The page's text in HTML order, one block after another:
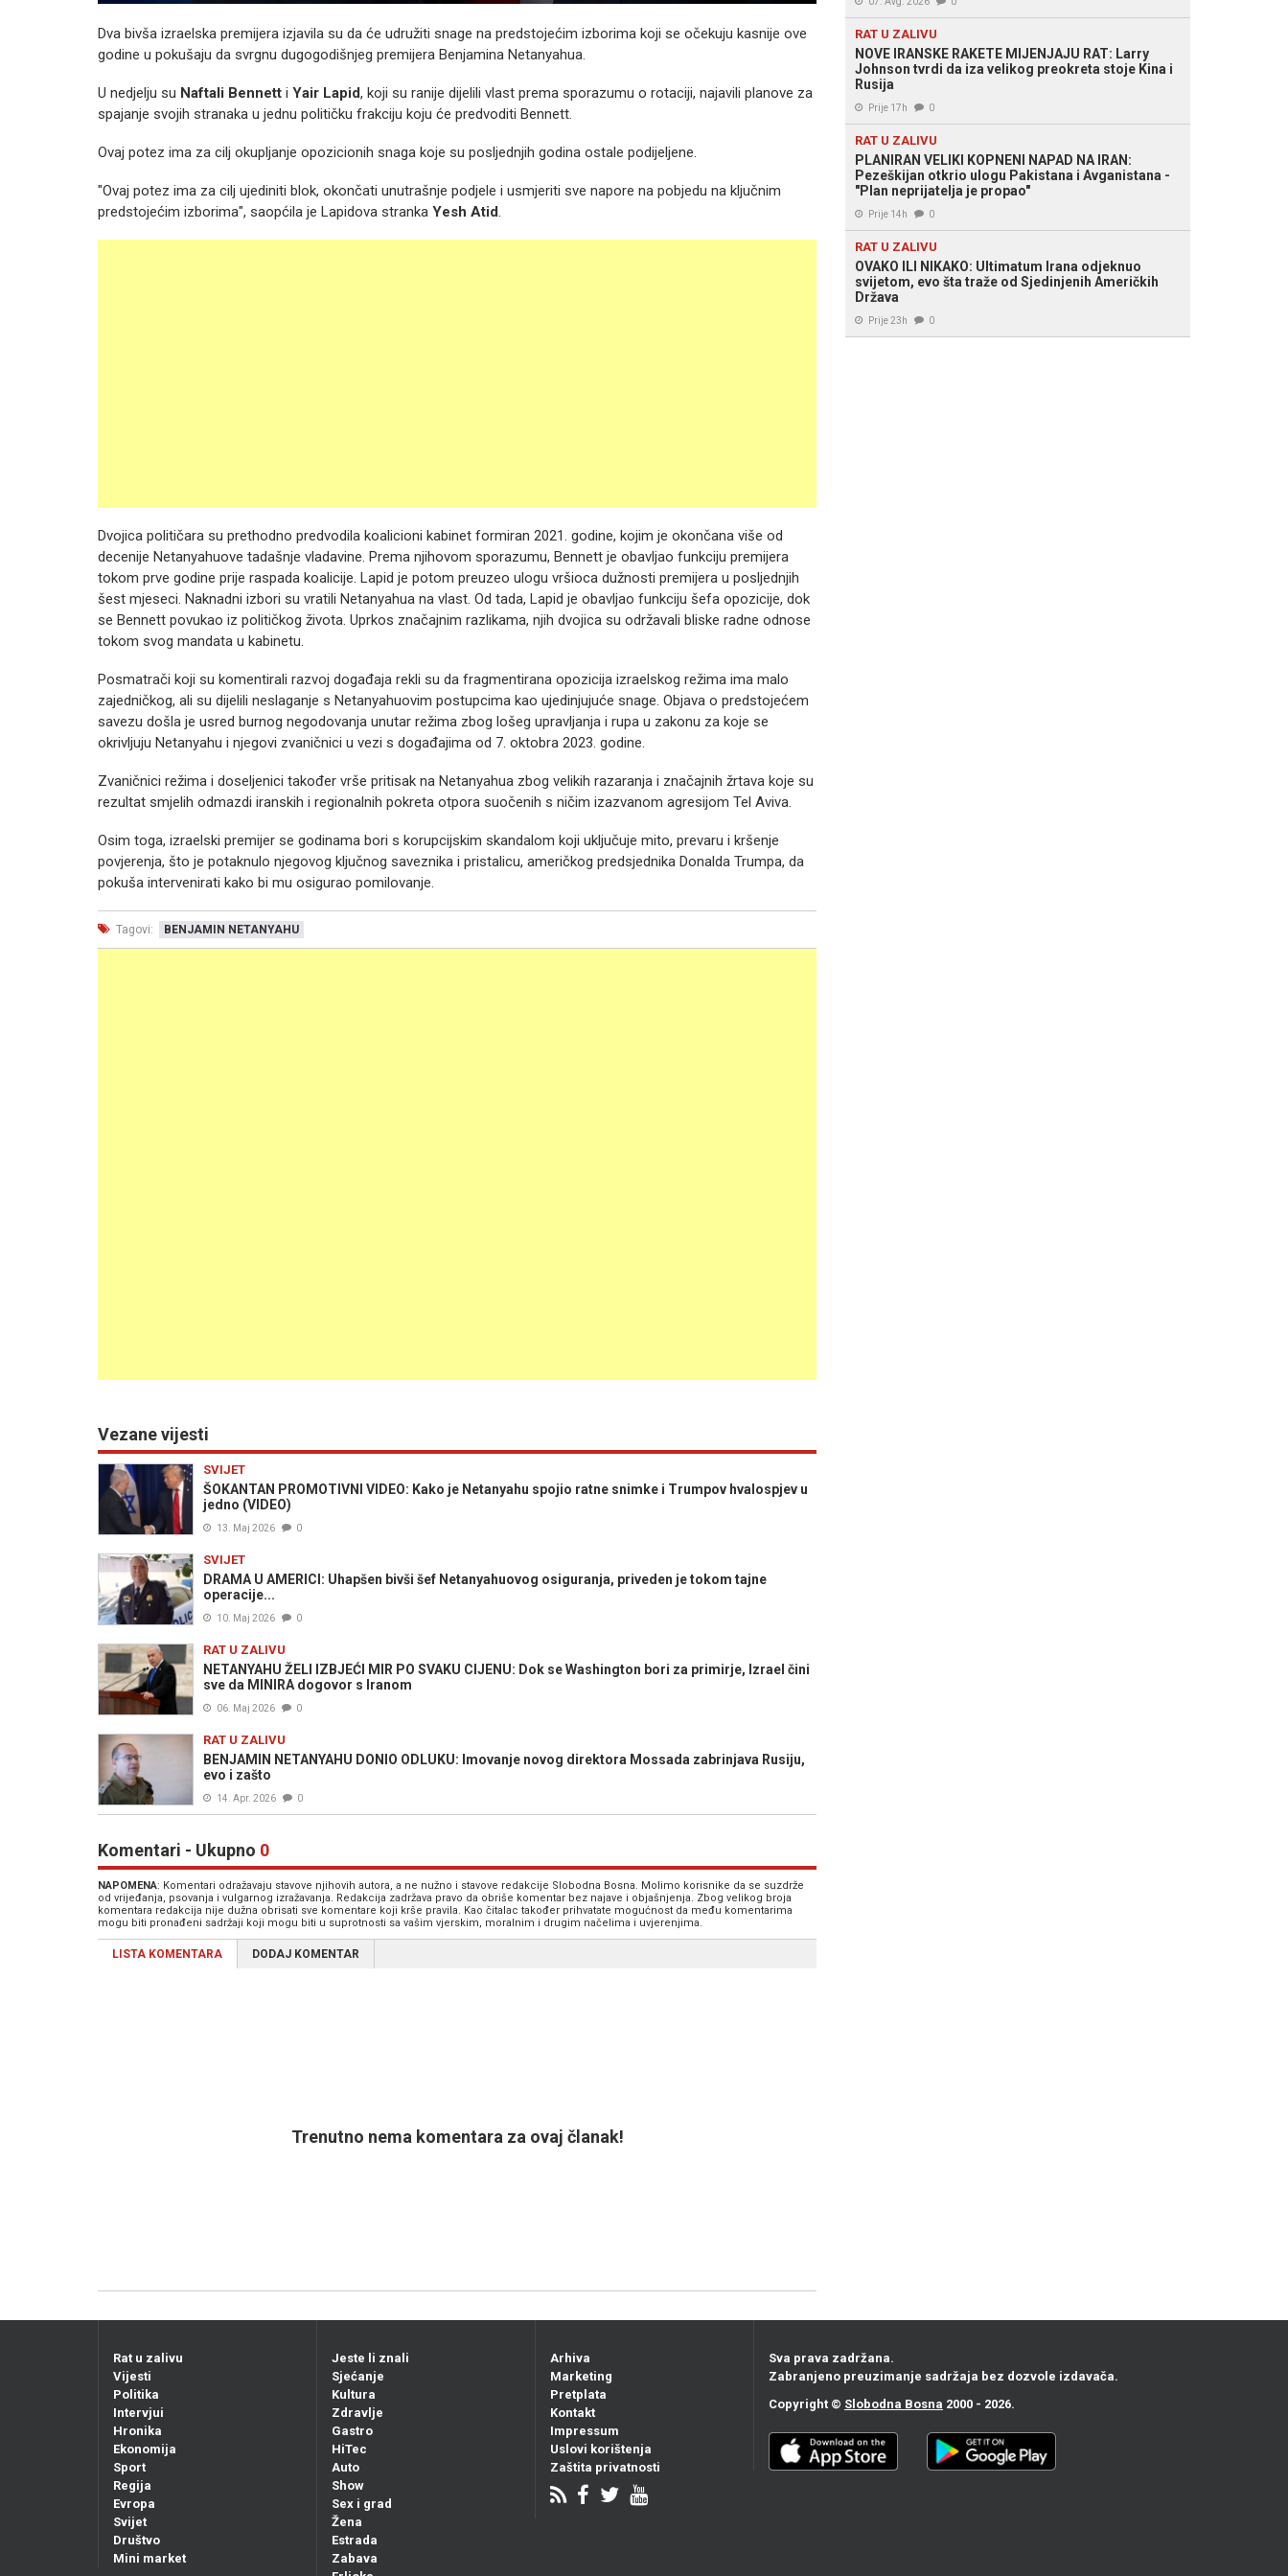
Dva bivša izraelska premijera izjavila su da će udružiti snage na predstojećim izborima koji se očekuju kasnije ove
godine u pokušaju da svrgnu dugogodišnjeg premijera Benjamina Netanyahua.
U nedjelju su Naftali Bennett i Yair Lapid, koji su ranije dijelili vlast prema sporazumu o rotaciji, najavili planove za
spajanje svojih stranaka u jednu političku frakciju koju će predvoditi Bennett.
Ovaj potez ima za cilj okupljanje opozicionih snaga koje su posljednjih godina ostale podijeljene.
"Ovaj potez ima za cilj ujediniti blok, okončati unutrašnje podjele i usmjeriti sve napore na pobjedu na ključnim
predstojećim izborima", saopćila je Lapidova stranka Yesh Atid.
Dvojica političara su prethodno predvodila koalicioni kabinet formiran 2021. godine, kojim je okončana više od
decenije Netanyahuove tadašnje vladavine. Prema njihovom sporazumu, Bennett je obavljao funkciju premijera
tokom prve godine prije raspada koalicije. Lapid je potom preuzeo ulogu vršioca dužnosti premijera u posljednjih
šest mjeseci. Naknadni izbori su vratili Netanyahua na vlast. Od tada, Lapid je obavljao funkciju šefa opozicije, dok
se Bennett povukao iz političkog života. Uprkos značajnim razlikama, njih dvojica su održavali bliske radne odnose
tokom svog mandata u kabinetu.
Posmatrači koji su komentirali razvoj događaja rekli su da fragmentirana opozicija izraelskog režima ima malo
zajedničkog, ali su dijelili neslaganje s Netanyahuovim postupcima kao ujedinjujuće snage. Objava o predstojećem
savezu došla je usred burnog negodovanja unutar režima zbog lošeg upravljanja i rupa u zakonu za koje se
okrivljuju Netanyahu i njegovi zvaničnici u vezi s događajima od 7. oktobra 2023. godine.
Zvaničnici režima i doseljenici također vrše pritisak na Netanyahua zbog velikih razaranja i značajnih žrtava koje su
rezultat smjelih odmazdi iranskih i regionalnih pokreta otpora suočenih s ničim izazvanom agresijom Tel Aviva.
Osim toga, izraelski premijer se godinama bori s korupcijskim skandalom koji uključuje mito, prevaru i kršenje
povjerenja, što je potaknulo njegovog ključnog saveznika i pristalicu, američkog predsjednika Donalda Trumpa, da
pokuša intervenirati kako bi mu osigurao pomilovanje.
Tagovi: BENJAMIN NETANYAHU
Vezane vijesti
SVIJET
ŠOKANTAN PROMOTIVNI VIDEO: Kako je Netanyahu spojio ratne snimke i Trumpov hvalospjev u
jedno (VIDEO)
13. Maj 2026 0
SVIJET
DRAMA U AMERICI: Uhapšen bivši šef Netanyahuovog osiguranja, priveden je tokom tajne
operacije...
10. Maj 2026 0
RAT U ZALIVU
NETANYAHU ŽELI IZBJEĆI MIR PO SVAKU CIJENU: Dok se Washington bori za primirje, Izrael čini
sve da MINIRA dogovor s Iranom
06. Maj 2026 0
RAT U ZALIVU
BENJAMIN NETANYAHU DONIO ODLUKU: Imovanje novog direktora Mossada zabrinjava Rusiju,
evo i zašto
14. Apr. 2026 0
Komentari - Ukupno 0
NAPOMENA: Komentari odražavaju stavove njihovih autora, a ne nužno i stavove redakcije Slobodna Bosna. Molimo korisnike da se suzdrže
od vrijeđanja, psovanja i vulgarnog izražavanja. Redakcija zadržava pravo da obriše komentar bez najave i objašnjenja. Zbog velikog broja
komentara redakcija nije dužna obrisati sve komentare koji krše pravila. Kao čitalac također prihvatate mogućnost da među komentarima
mogu biti pronađeni sadržaji koji mogu biti u suprotnosti sa vašim vjerskim, moralnim i drugim načelima i uvjerenjima.
LISTA KOMENTARA DODAJ KOMENTAR
Trenutno nema komentara za ovaj članak!
RAT U ZALIVU
NOVE IRANSKE RAKETE MIJENJAJU RAT: Larry
Johnson tvrdi da iza velikog preokreta stoje Kina i
Rusija
Prije 17h 0
RAT U ZALIVU
PLANIRAN VELIKI KOPNENI NAPAD NA IRAN:
Pezeškijan otkrio ulogu Pakistana i Avganistana -
"Plan neprijatelja je propao"
Prije 14h 0
RAT U ZALIVU
OVAKO ILI NIKAKO: Ultimatum Irana odjeknuo
svijetom, evo šta traže od Sjedinjenih Američkih
Država
Prije 23h 0
Rat u zalivu
Vijesti
Politika
Intervjui
Hronika
Ekonomija
Sport
Regija
Evropa
Svijet
Društvo
Mini market
Jeste li znali
Sjećanje
Kultura
Zdravlje
Gastro
HiTec
Auto
Show
Sex i grad
Žena
Estrada
Zabava
Arhiva
Marketing
Pretplata
Kontakt
Impressum
Uslovi korištenja
Zaštita privatnosti
Sva prava zadržana.
Zabranjeno preuzimanje sadržaja bez dozvole izdavača.
Copyright © Slobodna Bosna 2000 - 2026.